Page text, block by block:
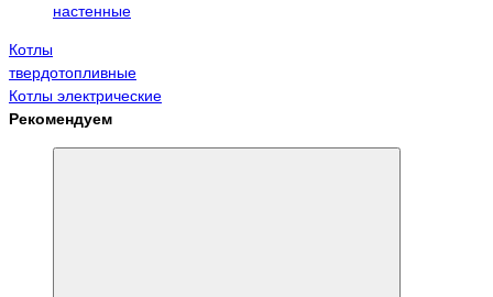
настенные
Котлы
твердотопливные
Котлы электрические
Рекомендуем